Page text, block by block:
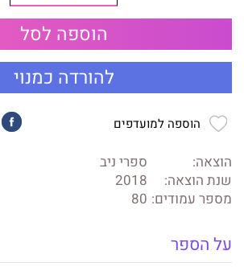
הוספה לסל
להורדה כמנוי
הוספה למועדפים
הוצאה:
ספרי ניב
שנת הוצאה:
2018
מספר עמודים: 80
על הספר